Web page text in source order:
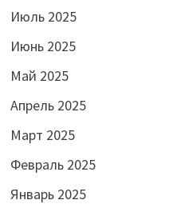
Июль 2025
Июнь 2025
Май 2025
Апрель 2025
Март 2025
Февраль 2025
Январь 2025